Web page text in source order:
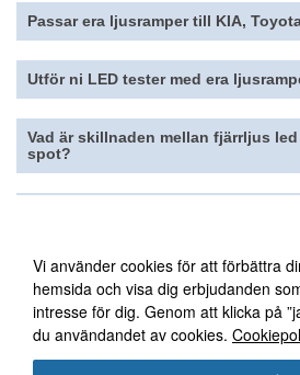
Vi använder cookies för att förbättra
hemsida och visa dig erbjudanden
intresse för dig. Genom att klicka på
du användandet av cookies.
Passar era ljusrampertill KIA,
Utför ni LED tester med era
Vad är skillnaden mellan fjärrljus
spot?